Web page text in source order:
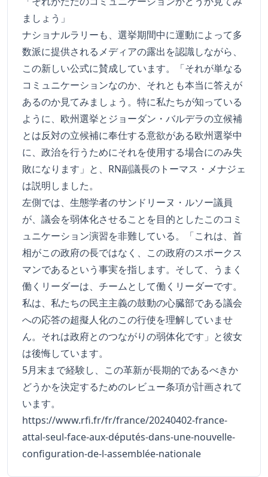
ましょう」
ナショナルラリーも、選挙期間中に運動によって多
数派に提供されるメディアの露出を認識しながら、
この新しい公式に賛成しています。「それが単なる
コミュニケーションなのか、それとも本当に答えが
あるのか見てみましょう。特に私たちが知っている
ように、欧州選挙とジョーダン・バルデラの立候補
とは反対の立候補に奉仕する意欲がある欧州選挙中
に、政治を行うためにそれを使用する場合にのみ失
敗になります」と、RN副議長のトーマス・メナジェ
は説明しました。
左側では、生態学者のサンドリーヌ・ルソー議員
が、議会を弱体化させることを目的としたこのコミ
ュニケーション演習を非難している。「これは、首
相がこの政府の長ではなく、この政府のスポークス
マンであるという事実を指します。そして、うまく
働くリーダーは、チームとして働くリーダーです。
私は、私たちの民主主義の鼓動の心臓部である議会
への応答の超擬人化のこの行使を理解していませ
ん。それは政府とのつながりの弱体化です」と彼女
は後悔しています。
5月末まで経験し、この革新が長期的であるべきか
どうかを決定するためのレビュー条項が計画されて
います。
https://www.rfi.fr/fr/france/20240402-france-
attal-seul-face-aux-députés-dans-une-nouvelle-
configuration-de-l-assemblée-nationale